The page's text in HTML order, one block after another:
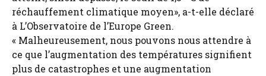
réchauffement climatique moyen», a-t-elle déclaré
à L’Observatoire de l’Europe Green.
« Malheureusement, nous pouvons nous attendre à
ce que l’augmentation des températures signifient
plus de catastrophes et une augmentation